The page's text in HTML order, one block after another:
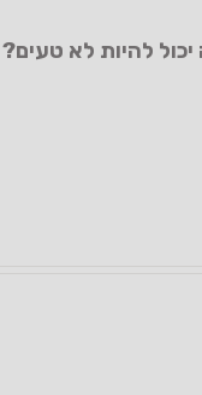
להיות לא טעים?